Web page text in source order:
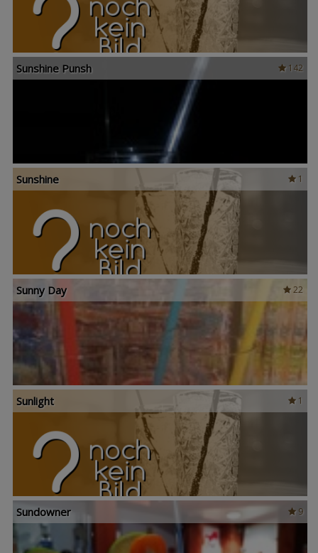
142
Sunshine Punsh
1
Sunshine
22
Sunny Day
1
Sunlight
9
Sundowner